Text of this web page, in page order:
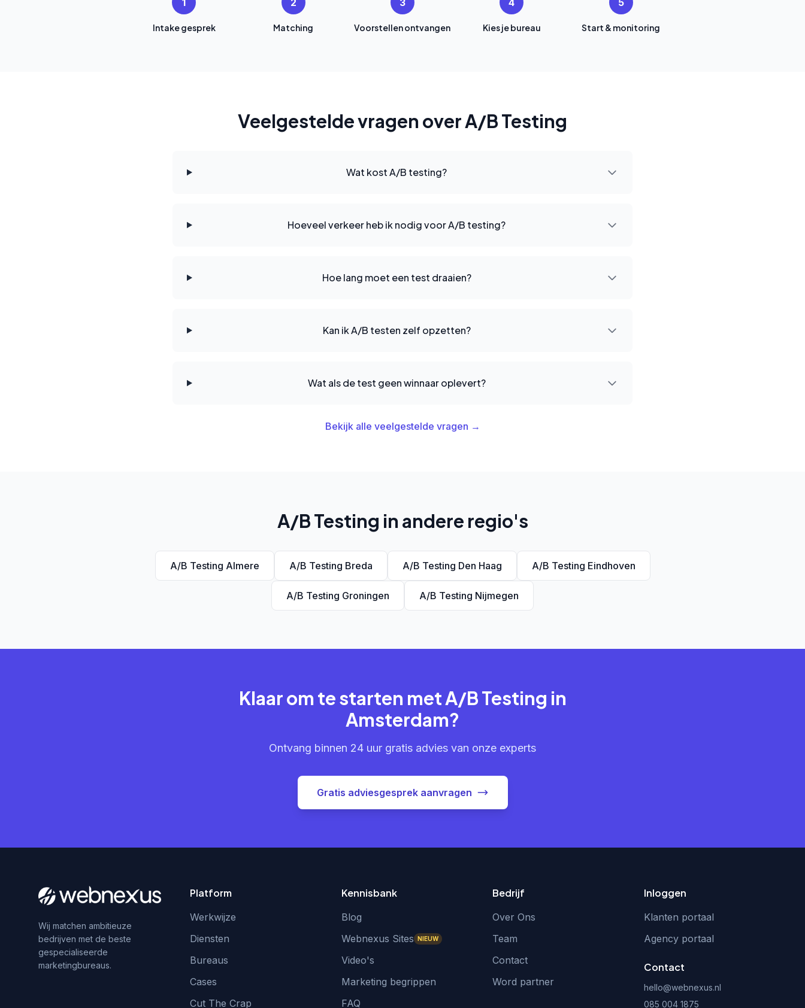
1
Intake gesprek
2
Matching
3
Voorstellen ontvangen
4
Kies je bureau
5
Start & monitoring
Veelgestelde vragen over A/B Testing
Wat kost A/B testing?
Hoeveel verkeer heb ik nodig voor A/B testing?
Hoe lang moet een test draaien?
Kan ik A/B testen zelf opzetten?
Wat als de test geen winnaar oplevert?
Bekijk alle veelgestelde vragen →
A/B Testing in andere regio's
A/B Testing Almere A/B Testing Breda A/B Testing Den Haag A/B Testing Eindhoven
A/B Testing Groningen A/B Testing Nijmegen
Klaar om te starten met A/B Testing in
Amsterdam?
Ontvang binnen 24 uur gratis advies van onze experts
Gratis adviesgesprek aanvragen
Wij matchen ambitieuze
bedrijven met de beste
gespecialiseerde
marketingbureaus.
Platform
Werkwijze
Diensten
Bureaus
Cases
Cut The Crap
Kennisbank
Blog
Webnexus Sites NIEUW
Video's
Marketing begrippen
FAQ
Bedrijf
Over Ons
Team
Contact
Word partner
Inloggen
Klanten portaal
Agency portaal
Contact
hello@webnexus.nl
085 004 1875